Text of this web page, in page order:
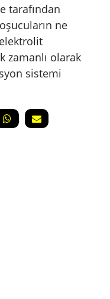
tarafından
ne
zamanlı olarak
sistemi